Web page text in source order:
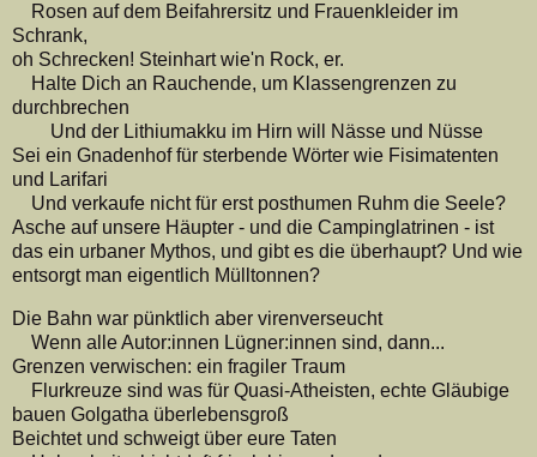
Rosen auf dem Beifahrersitz und Frauenkleider im
Schrank,
oh Schrecken! Steinhart wie'n Rock, er.
Halte Dich an Rauchende, um Klassengrenzen zu
durchbrechen
Und der Lithiumakku im Hirn will Nässe und Nüsse
Sei ein Gnadenhof für sterbende Wörter wie Fisimatenten
und Larifari
Und verkaufe nicht für erst posthumen Ruhm die Seele?
Asche auf unsere Häupter - und die Campinglatrinen - ist
das ein urbaner Mythos, und gibt es die überhaupt? Und wie
entsorgt man eigentlich Mülltonnen?
Die Bahn war pünktlich aber virenverseucht
Wenn alle Autor:innen Lügner:innen sind, dann...
Grenzen verwischen: ein fragiler Traum
Flurkreuze sind was für Quasi-Atheisten, echte Gläubige
bauen Golgatha überlebensgroß
Beichtet und schweigt über eure Taten